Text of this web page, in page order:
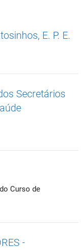
E. P. E.
Secretários
Curso de
-